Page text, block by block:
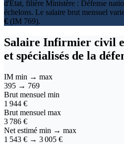
d'État, filière Ministère : Défense
échelons. Le salaire brut mensuel
€ (IM 769).
Salaire Infirmier civil
et spécialisés de la
IM min → max
395 → 769
Brut mensuel min
1 944 €
Brut mensuel max
3 786 €
Net estimé min → max
1 543 € → 3 005 €